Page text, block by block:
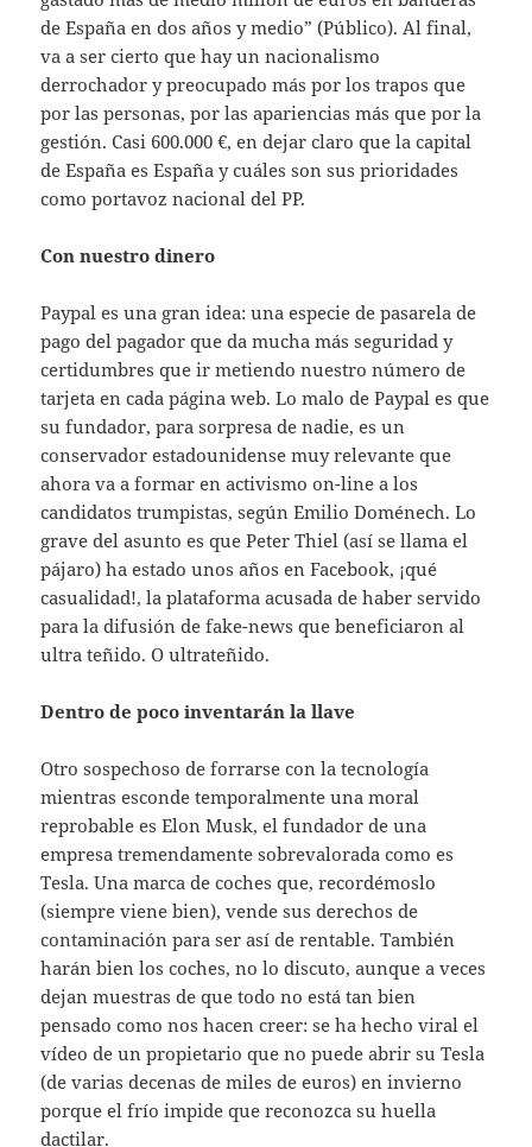
de España en dos años y medio” (Público). Al final,
va a ser cierto que hay un nacionalismo
derrochador y preocupado más por los trapos que
por las personas, por las apariencias más que por la
gestión. Casi 600.000 €, en dejar claro que la capital
de España es España y cuáles son sus prioridades
como portavoz nacional del PP.
Con nuestro dinero
Paypal es una gran idea: una especie de pasarela de
pago del pagador que da mucha más seguridad y
certidumbres que ir metiendo nuestro número de
tarjeta en cada página web. Lo malo de Paypal es que
su fundador, para sorpresa de nadie, es un
conservador estadounidense muy relevante que
ahora va a formar en activismo on-line a los
candidatos trumpistas, según Emilio Doménech. Lo
grave del asunto es que Peter Thiel (así se llama el
pájaro) ha estado unos años en Facebook, ¡qué
casualidad!, la plataforma acusada de haber servido
para la difusión de fake-news que beneficiaron al
ultra teñido. O ultrateñido.
Dentro de poco inventarán la llave
Otro sospechoso de forrarse con la tecnología
mientras esconde temporalmente una moral
reprobable es Elon Musk, el fundador de una
empresa tremendamente sobrevalorada como es
Tesla. Una marca de coches que, recordémoslo
(siempre viene bien), vende sus derechos de
contaminación para ser así de rentable. También
harán bien los coches, no lo discuto, aunque a veces
dejan muestras de que todo no está tan bien
pensado como nos hacen creer: se ha hecho viral el
vídeo de un propietario que no puede abrir su Tesla
(de varias decenas de miles de euros) en invierno
porque el frío impide que reconozca su huella
dactilar.